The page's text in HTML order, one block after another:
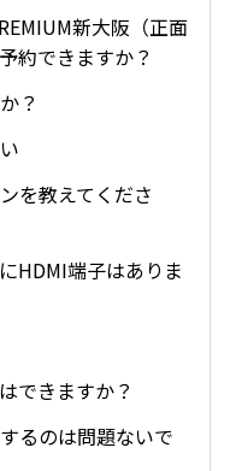
新大阪（正面
約できますか？
？
を教えてくださ
HDMI端子はありま
できますか？
るのは問題ないで